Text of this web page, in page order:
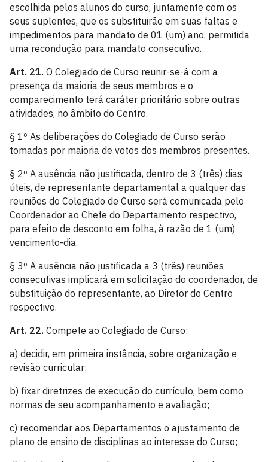
escolhida pelos alunos do curso, juntamente com os
seus suplentes, que os substituirão em suas faltas e
impedimentos para mandato de 01 (um) ano, permitida
uma recondução para mandato consecutivo.
Art. 21. O Colegiado de Curso reunir-se-á com a
presença da maioria de seus membros e o
comparecimento terá caráter prioritário sobre outras
atividades, no âmbito do Centro.
§ 1º As deliberações do Colegiado de Curso serão
tomadas por maioria de votos dos membros presentes.
§ 2º A ausência não justificada, dentro de 3 (três) dias
úteis, de representante departamental a qualquer das
reuniões do Colegiado de Curso será comunicada pelo
Coordenador ao Chefe do Departamento respectivo,
para efeito de desconto em folha, à razão de 1 (um)
vencimento-dia.
§ 3º A ausência não justificada a 3 (três) reuniões
consecutivas implicará em solicitação do coordenador, de
substituição do representante, ao Diretor do Centro
respectivo.
Art. 22. Compete ao Colegiado de Curso:
a) decidir, em primeira instância, sobre organização e
revisão curricular;
b) fixar diretrizes de execução do currículo, bem como
normas de seu acompanhamento e avaliação;
c) recomendar aos Departamentos o ajustamento de
plano de ensino de disciplinas ao interesse do Curso;